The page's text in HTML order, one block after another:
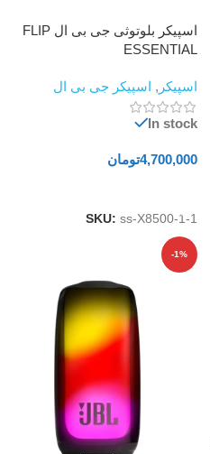
اسپیکر بلوتوثی جی بی ال FLIP
ESSENTIAL
اسپیکر , اسپیکر جی بی ال
In stock
4,700,000تومان
SKU: ss-X8500-1-1
-1%